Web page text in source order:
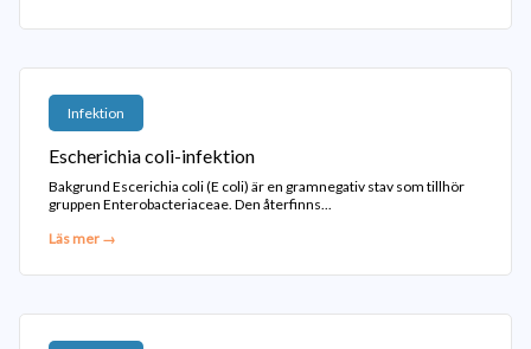
Infektion
Escherichia coli-infektion
Bakgrund Escerichia coli (E coli) är en gramnegativ stav som tillhör
gruppen Enterobacteriaceae. Den återfinns...
Läs mer →